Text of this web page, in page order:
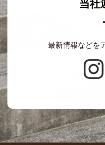
当社
最新情報などを